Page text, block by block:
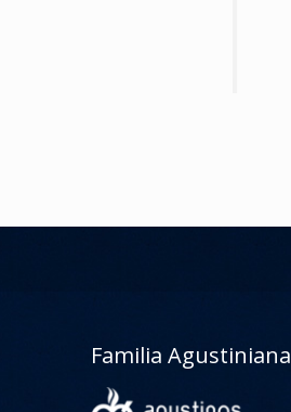
Familia Agustiniana